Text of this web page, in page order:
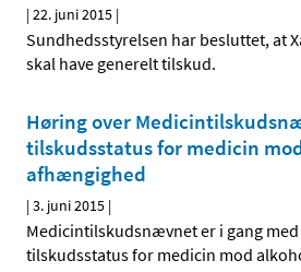
|22. juni 2015 |
Sundhedsstyrelsen har besluttet, at
skal have generelt tilskud.
Høring over
tilskudsstatus for medicin
afhængighed
|3. juni 2015 |
Medicintilskudsnævnet er i gang
tilskudsstatus for medicin mod